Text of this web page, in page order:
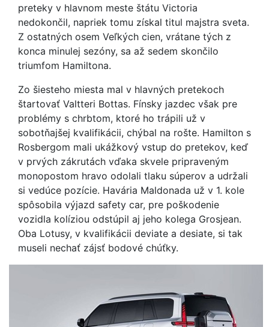
preteky v hlavnom meste štátu Victoria
nedokončil, napriek tomu získal titul majstra sveta.
Z ostatných osem Veľkých cien, vrátane tých z
konca minulej sezóny, sa až sedem skončilo
triumfom Hamiltona.
Zo šiesteho miesta mal v hlavných pretekoch
štartovať Valtteri Bottas. Fínsky jazdec však pre
problémy s chrbtom, ktoré ho trápili už v
sobotňajšej kvalifikácii, chýbal na rošte. Hamilton s
Rosbergom mali ukážkový vstup do pretekov, keď
v prvých zákrutách vďaka skvele pripraveným
monopostom hravo odolali tlaku súperov a udržali
si vedúce pozície. Havária Maldonada už v 1. kole
spôsobila výjazd safety car, pre poškodenie
vozidla kolíziou odstúpil aj jeho kolega Grosjean.
Oba Lotusy, v kvalifikácii deviate a desiate, si tak
museli nechať zájsť bodové chúťky.